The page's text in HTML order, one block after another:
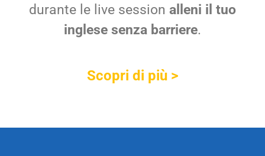
durante le live session alleni il tuo
inglese senza barriere.
Scopri di più >